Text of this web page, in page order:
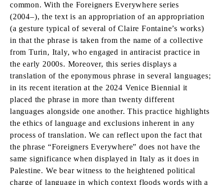
common. With the Foreigners Everywhere series
(2004–), the text is an appropriation of an appropriation
(a gesture typical of several of Claire Fontaine’s works)
in that the phrase is taken from the name of a collective
from Turin, Italy, who engaged in antiracist practice in
the early 2000s. Moreover, this series displays a
translation of the eponymous phrase in several languages;
in its recent iteration at the 2024 Venice Biennial it
placed the phrase in more than twenty different
languages alongside one another. This practice highlights
the ethics of language and exclusions inherent in any
process of translation. We can reflect upon the fact that
the phrase “Foreigners Everywhere” does not have the
same significance when displayed in Italy as it does in
Palestine. We bear witness to the heightened political
charge of language in which context floods words with a